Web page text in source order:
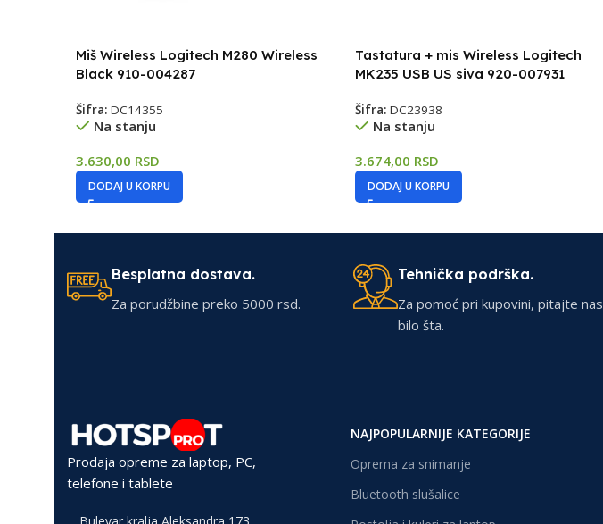
Miš Wireless Logitech M280 Wireless
Black 910-004287
Šifra: DC14355
Na stanju
3.630,00 RSD
DODAJ U KORPU
Tastatura + mis Wireless Logitech
MK235 USB US siva 920-007931
Šifra:DC23938
Na stanju
3.674,00 RSD
DODAJ U KORPU
Besplatna dostava.
Za porudžbine preko 5000 rsd.
Tehnička podrška.
Za pomoć pri kupovini, pitajte nas
bilo šta.
Prodaja opreme za laptop, PC,
telefone i tablete
NAJPOPULARNIJE KATEGORIJE
Oprema za snimanje
Bluetooth slušalice